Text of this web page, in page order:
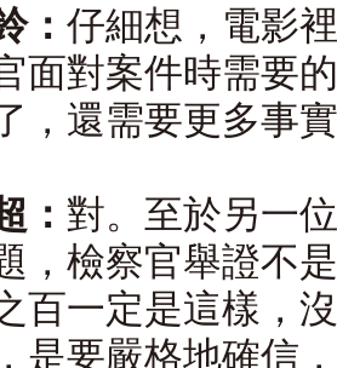
： 仔細想，電影
面對案件時需要
，還需要更多事
： 對。至於另一
，檢察官舉證不
百一定是這樣，
是要嚴格地確信